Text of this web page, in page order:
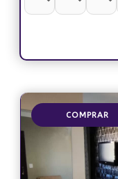
COMPRAR